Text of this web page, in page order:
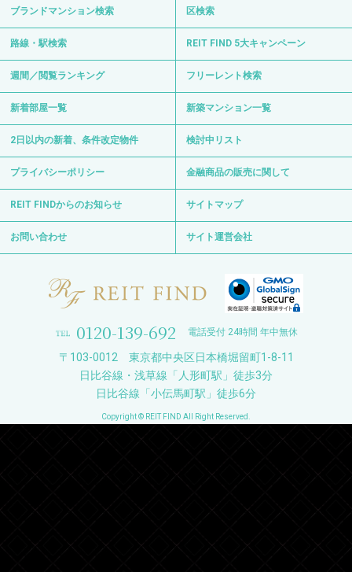
ブランドマンション検索 区検索
路線・駅検索 REIT FIND 5大キャンペーン
週間／閲覧ランキング フリーレント検索
新着部屋一覧 新築マンション一覧
2日以内の新着、条件改定物件 検討中リスト
プライバシーポリシー 金融商品の販売に関して
REIT FINDからのお知らせ サイトマップ
お問い合わせ サイト運営会社
0120-139-692 電話受付 24時間 年中無休
〒103-0012 東京都中央区日本橋堀留町1-8-11
日比谷線・浅草線「人形町駅」徒歩3分
日比谷線「小伝馬町駅」徒歩6分
Copyright © REIT FIND All Right Reserved.